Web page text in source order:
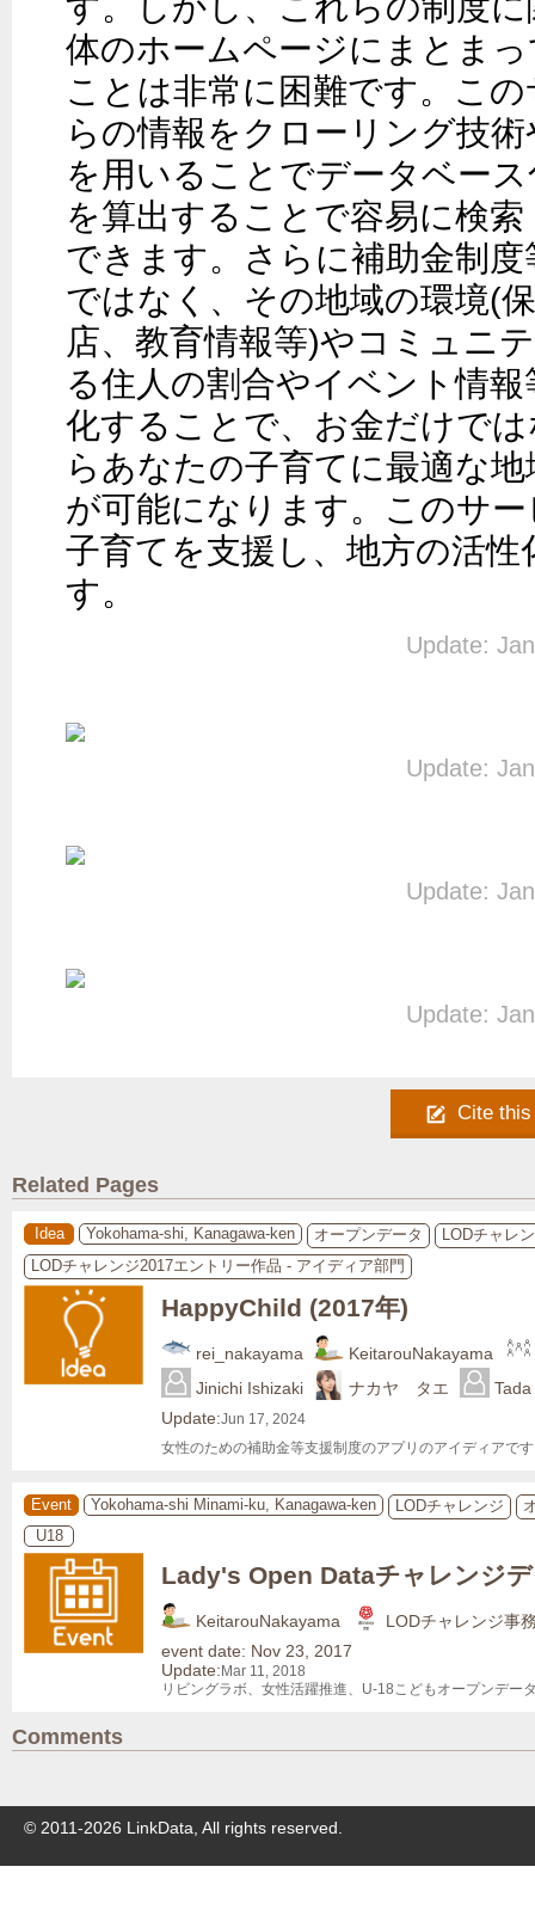
体のホームページにまとま
ことは非常に困難です。こ
らの情報をクローリング技
を用いることでデータベー
を算出することで容易に検
できます。さらに補助金制
ではなく、その地域の環境(
店、教育情報等)やコミュニ
る住人の割合やイベント情
化することで、お金だけで
らあなたの子育てに最適な
が可能になります。このサ
子育てを支援し、地方の活
す。
Update:
Update:
Update:
Update:
Cite this
Related Pages
Idea Yokohama-shi, Kanagawa-ken オープンデータ
LODチャレ
LODチャレンジ2017エントリー作品 - アイディア部門
HappyChild (2017年)
rei_nakayama
KeitarouNakayama
Jinichi Ishizaki
ナカヤ タエ
Update:Jun 17, 2024
女性のための補助金等支援制度のアプリのアイディアで
Event Yokohama-shi Minami-ku, Kanagawa-ken LODチャレンジ
U18
Lady's Open Dataチャレンジ
KeitarouNakayama
LODチャレンジ事
event date: Nov 23, 2017
Update: Mar 11, 2018
リビングラボ、女性活躍推進、U-18こどもオープンデ
Comments
© 2011-2026 LinkData, All rights reserved.